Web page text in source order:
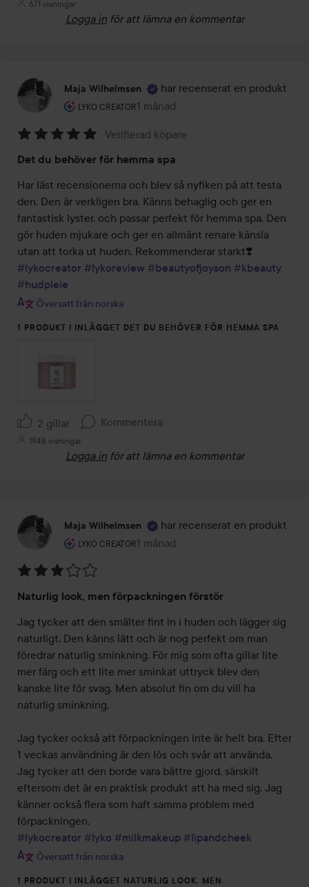
671 visningar
Logga in för att lämna en kommentar
Maja Wilhelmsen har recenserat en produkt
LYKO CREATOR
Användarens roll: Lyko Creator.
1 månad
Inlägget skapades 1 månad
5
av
5
Verifierad köpare
Det du behöver för hemma spa
Har läst recensionerna och blev så nyfiken på att testa
den. Den är verkligen bra. Känns behaglig och ger en
fantastisk lyster, och passar perfekt för hemma spa. Den
gör huden mjukare och ger en allmänt renare känsla
#lykocreator #lykoreview #beautyofjoyson #kbeauty
#hudpleie
Översatt från norska
1 PRODUKT I INLÄGGET DET DU BEHÖVER FÖR HEMMA SPA
2 gillar Kommentera
1948 visningar
Logga in för att lämna en kommentar
Maja Wilhelmsen har recenserat en produkt
LYKO CREATOR
Användarens roll: Lyko Creator.
1 månad
Inlägget skapades 1 månad
3
av
5
Naturlig look, men förpackningen förstör
Jag tycker att den smälter fint in i huden och lägger sig
naturligt. Den känns lätt och är nog perfekt om man
föredrar naturlig sminkning. För mig som ofta gillar lite
mer färg och ett lite mer sminkat uttryck blev den
kanske lite för svag. Men absolut fin om du vill ha
naturlig sminkning.
Jag tycker också att förpackningen inte är helt bra. Efter
1 veckas användning är den lös och svår att använda.
Jag tycker att den borde vara bättre gjord, särskilt
eftersom det är en praktisk produkt att ha med sig. Jag
känner också flera som haft samma problem med
#lykocreator #lyko #milkmakeup #lipandcheek
Översatt från norska
1 PRODUKT I INLÄGGET NATURLIG LOOK, MEN